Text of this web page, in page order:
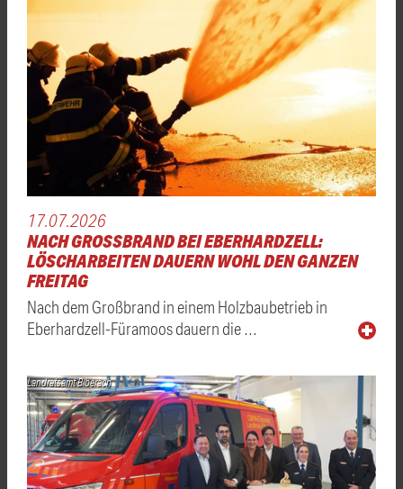
17.07.2026
NACH GROSSBRAND BEI EBERHARDZELL: L
ÖSCHARBEITEN DAUERN WOHL DEN GANZEN F
REITAG
Nach dem Großbrand in einem Holzbaubetrieb in
Eberhardzell-Füramoos dauern die …
Landratsamt Biberach